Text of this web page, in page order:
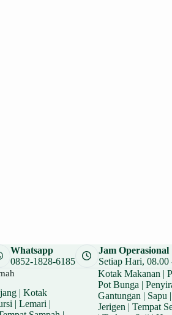
Whatsapp
0852-1828-6185
Jam Operasional
Setiap Hari,
| Kotak
| Lemari |
Kotak Makanan |
Pot Bunga |
Gantungan | Sapu |
Jerigen | Tempat